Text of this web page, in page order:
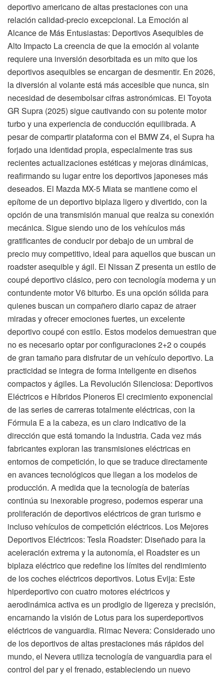
deportivo americano de altas prestaciones con una
relación calidad-precio excepcional. La Emoción al
Alcance de Más Entusiastas: Deportivos Asequibles de
Alto Impacto La creencia de que la emoción al volante
requiere una inversión desorbitada es un mito que los
deportivos asequibles se encargan de desmentir. En 2026,
la diversión al volante está más accesible que nunca, sin
necesidad de desembolsar cifras astronómicas. El Toyota
GR Supra (2025) sigue cautivando con su potente motor
turbo y una experiencia de conducción equilibrada. A
pesar de compartir plataforma con el BMW Z4, el Supra ha
forjado una identidad propia, especialmente tras sus
recientes actualizaciones estéticas y mejoras dinámicas,
reafirmando su lugar entre los deportivos japoneses más
deseados. El Mazda MX-5 Miata se mantiene como el
epítome de un deportivo biplaza ligero y divertido, con la
opción de una transmisión manual que realza su conexión
mecánica. Sigue siendo uno de los vehículos más
gratificantes de conducir por debajo de un umbral de
precio muy competitivo, ideal para aquellos que buscan un
roadster asequible y ágil. El Nissan Z presenta un estilo de
coupé deportivo clásico, pero con tecnología moderna y un
contundente motor V6 biturbo. Es una opción sólida para
quienes buscan un compañero diario capaz de atraer
miradas y ofrecer emociones fuertes, un excelente
deportivo coupé con estilo. Estos modelos demuestran que
no es necesario optar por configuraciones 2+2 o coupés
de gran tamaño para disfrutar de un vehículo deportivo. La
practicidad se integra de forma inteligente en diseños
compactos y ágiles. La Revolución Silenciosa: Deportivos
Eléctricos e Híbridos Pioneros El crecimiento exponencial
de las series de carreras totalmente eléctricas, con la
Fórmula E a la cabeza, es un claro indicativo de la
dirección que está tomando la industria. Cada vez más
fabricantes exploran las transmisiones eléctricas en
entornos de competición, lo que se traduce directamente
en avances tecnológicos que llegan a los modelos de
producción. A medida que la tecnología de baterías
continúa su inexorable progreso, podemos esperar una
proliferación de deportivos eléctricos de gran turismo e
incluso vehículos de competición eléctricos. Los Mejores
Deportivos Eléctricos: Tesla Roadster: Diseñado para la
aceleración extrema y la autonomía, el Roadster es un
biplaza eléctrico que redefine los límites del rendimiento
de los coches eléctricos deportivos. Lotus Evija: Este
hiperdeportivo con cuatro motores eléctricos y
aerodinámica activa es un prodigio de ligereza y precisión,
encarnando la visión de Lotus para los superdeportivos
eléctricos de vanguardia. Rimac Nevera: Considerado uno
de los deportivos de altas prestaciones más rápidos del
mundo, el Nevera utiliza tecnología de vanguardia para el
control del par y el frenado, estableciendo un nuevo